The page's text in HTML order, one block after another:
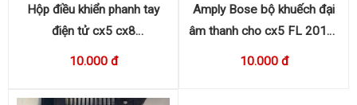
Hộp điều khiển phanh tay
điện tử cx5 cx8
KC9E437E1A
10.000 đ
Amply Bose bộ khuếch đại
âm thanh cho cx5 FL 2016-
2017 KA0G 66A20
10.000 đ